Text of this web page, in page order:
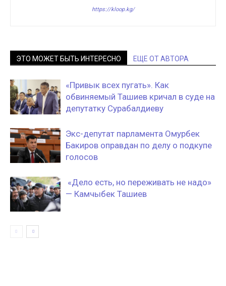
https://kloop.kg/
ЭТО МОЖЕТ БЫТЬ ИНТЕРЕСНО ЕЩЕ ОТ АВТОРА
«Привык всех пугать». Как
обвиняемый Ташиев кричал в суде на
депутатку Сурабалдиеву
Экс-депутат парламента Омурбек
Бакиров оправдан по делу о подкупе
голосов
«Дело есть, но переживать не надо»
— Камчыбек Ташиев